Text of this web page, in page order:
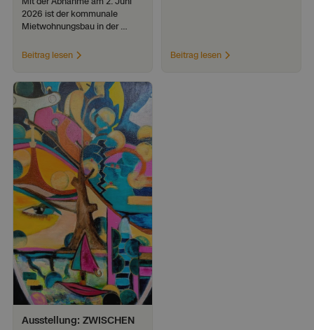
2026 ist der kommunale
Mietwohnungsbau in der
Beitrag lesen Beitrag lesen
Ausstellung: ZWISCHEN